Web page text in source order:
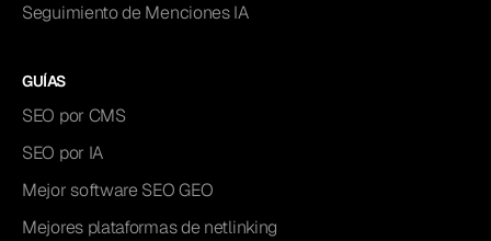
Seguimiento de Menciones IA
GUÍAS
SEO por CMS
SEO por IA
Mejor software SEO GEO
Mejores plataformas de netlinking